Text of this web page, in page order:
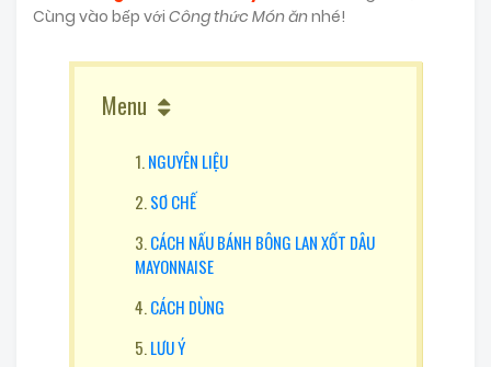
Cùng vào bếp với Công thức Món ănnhé!
Menu
NGUYÊN LIỆU
SƠ CHẾ
CÁCH NẤU BÁNH BÔNG LAN XỐT DÂU
MAYONNAISE
CÁCH DÙNG
LƯU Ý